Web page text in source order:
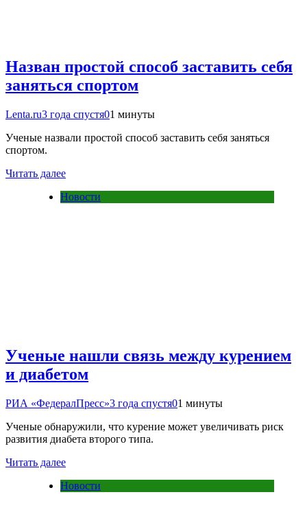
Назван простой способ заставить себя
заняться спортом
Lenta.ru3 года спустя01 минуты
Ученые назвали простой способ заставить себя заняться
спортом.
Читать далее
Новости
Ученые нашли связь между курением
и диабетом
РИА «ФедералПресс»3 года спустя01 минуты
Ученые обнаружили, что курение может увеличивать риск
развития диабета второго типа.
Читать далее
Новости